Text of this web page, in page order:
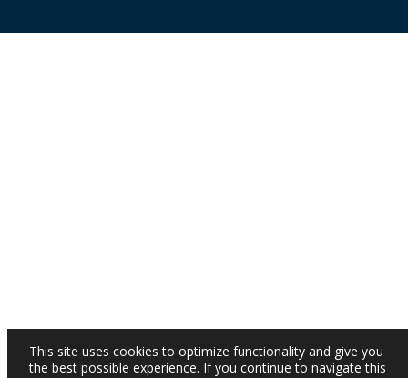
This site uses cookies to optimize functionality and give you
the best possible experience. If you continue to navigate this